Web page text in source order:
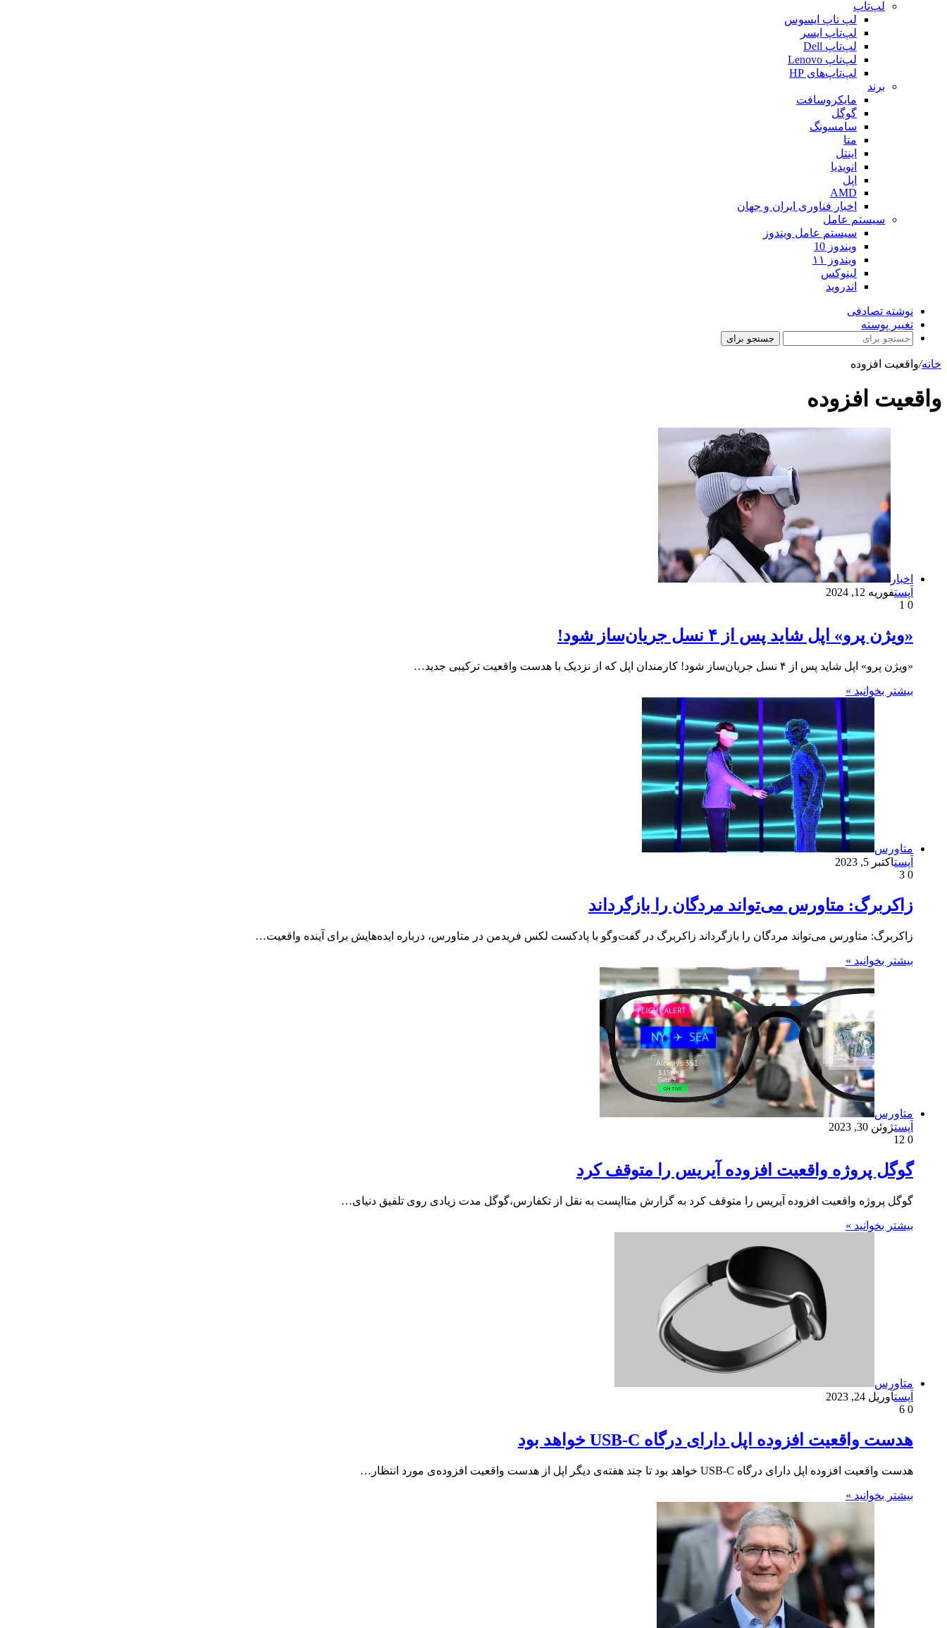
لپ‌تاپ
لپ تاپ ایسوس
لپ‌تاپ ایسر
لپ‌تاپ Dell
لپ‌تاپ Lenovo
لپ‌تاپ‌های HP
برند
مایکروسافت
گوگل
سامسونگ
متا
اینتل
انویدیا
اپل
AMD
اخبار فناوری ایران و جهان
سیستم عامل
سیستم عامل ویندوز
ویندوز 10
ویندوز ۱۱
لینوکس
اندروید
نوشته تصادفی
تغییر پوسته
جستجو برای
خانه/واقعیت افزوده
واقعیت افزوده
اخبار
اَپستفوریه 12, 2024
0
«ویژن پرو» اپل شاید پس از ۴ نسل جریان‌ساز شود!
«ویژن پرو» اپل شاید پس از ۴ نسل جریان‌ساز شود! کارمندان اپل که از نزدیک با هدست واقعیت ترکیبی جدید…
بیشتر بخوانید »
متاورس
اَپستاکتبر 5, 2023
0
زاکربرگ: متاورس می‌تواند مردگان را بازگرداند
زاکربرگ: متاورس می‌تواند مردگان را بازگرداند زاکربرگ در گفت‌وگو با پادکست لکس فریدمن در متاورس، درباره ایده‌هایش برای آینده واقعیت…
بیشتر بخوانید »
متاورس
اَپستژوئن 30, 2023
0
گوگل پروژه واقعیت افزوده آیریس را متوقف کرد
گوگل پروژه واقعیت افزوده آیریس را متوقف کرد به گزارش متااپست به نقل از تکفارس،گوگل مدت زیادی روی تلفیق دنیای…
بیشتر بخوانید »
متاورس
اَپستآوریل 24, 2023
0
هدست واقعیت افزوده اپل دارای درگاه USB-C خواهد بود
هدست واقعیت افزوده اپل دارای درگاه USB-C خواهد بود تا چند هفته‌ی دیگر اپل از هدست واقعیت افزوده‌ی مورد انتظار…
بیشتر بخوانید »